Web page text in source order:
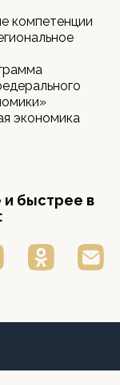
компетенции
экономика
быстрее в